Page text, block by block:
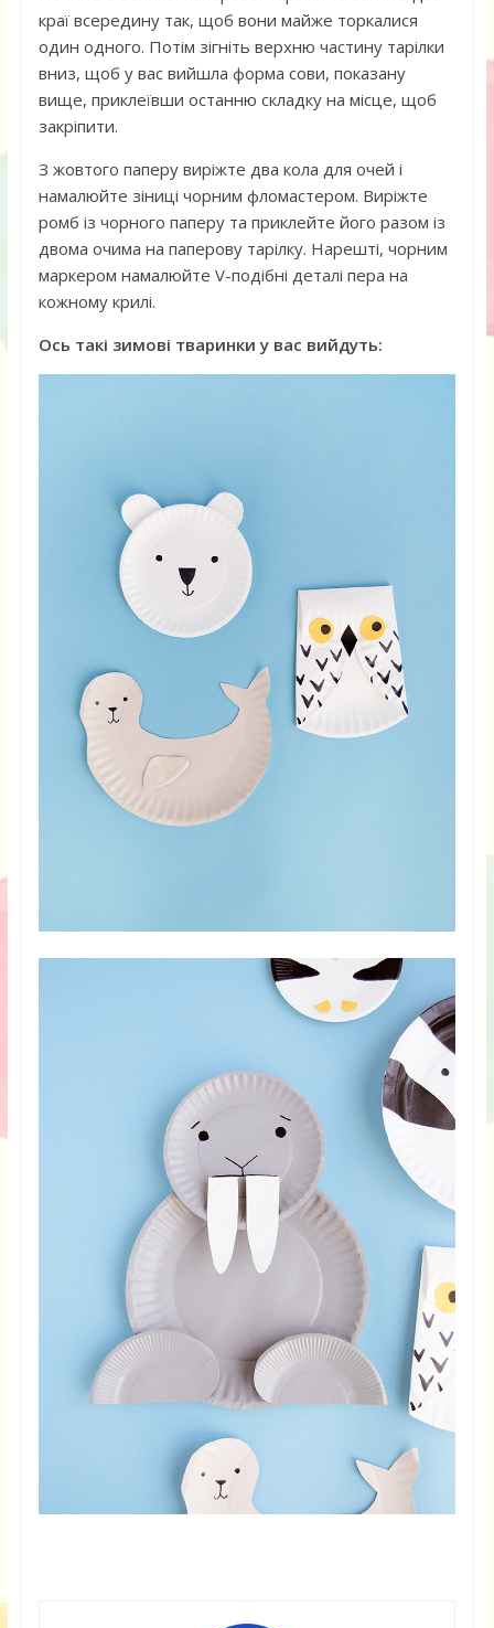
краї всередину так, щоб вони майже торкалися
один одного. Потім зігніть верхню частину тарілки
вниз, щоб у вас вийшла форма сови, показану
вище, приклеївши останню складку на місце, щоб
закріпити.
З жовтого паперу виріжте два кола для очей і
намалюйте зіниці чорним фломастером. Виріжте
ромб із чорного паперу та приклейте його разом із
двома очима на паперову тарілку. Нарешті, чорним
маркером намалюйте V-подібні деталі пера на
кожному крилі.
Ось такі зимові тваринки у вас вийдуть: